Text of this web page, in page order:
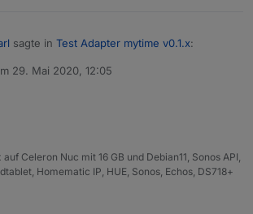
sagte in Test Adapter mytime v0.1.x:
von dir ist Timer und Timer2
darfst Du die falls Option nicht.
29. Mai 2020, 12:05
von
Celeron Nuc mit 16 GB und Debian11, Sonos API,
Homematic IP, HUE, Sonos, Echos, DS718+